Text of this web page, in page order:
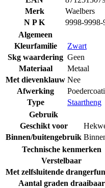
Merk
Waelbers
N P K
9998-9998-
Algemeen
Kleurfamilie
Zwart
Skg waardering Geen
Materiaal
Metaal
Met dievenklauw Nee
Afwerking
Type
Staartheng
Gebruik
Geschikt voor
Binnen/buitengebruik
Technische kenmerken
Verstelbaar
Met zelfsluitende
Aantal graden draaibaar